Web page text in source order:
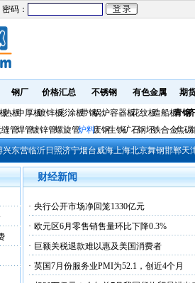
密码：
钢厂 价格汇总 不锈钢 有色金属 期
热板中厚板镀锌板彩涂板带钢锅炉容器板花纹板造船板青钢
管焊管镀锌管螺旋管炉料废钢生铁矿石钢坯铁合金焦碳
兴东营临沂日照济宁烟台威海上海北京舞钢邯郸天
财经新闻
· 央行公开市场净回笼1330亿元
· 欧元区6月零售销售量环比下降0.3%
· 巨额关税退款难以惠及美国消费者
· 英国7月份服务业PMI为52.1，创近4个月